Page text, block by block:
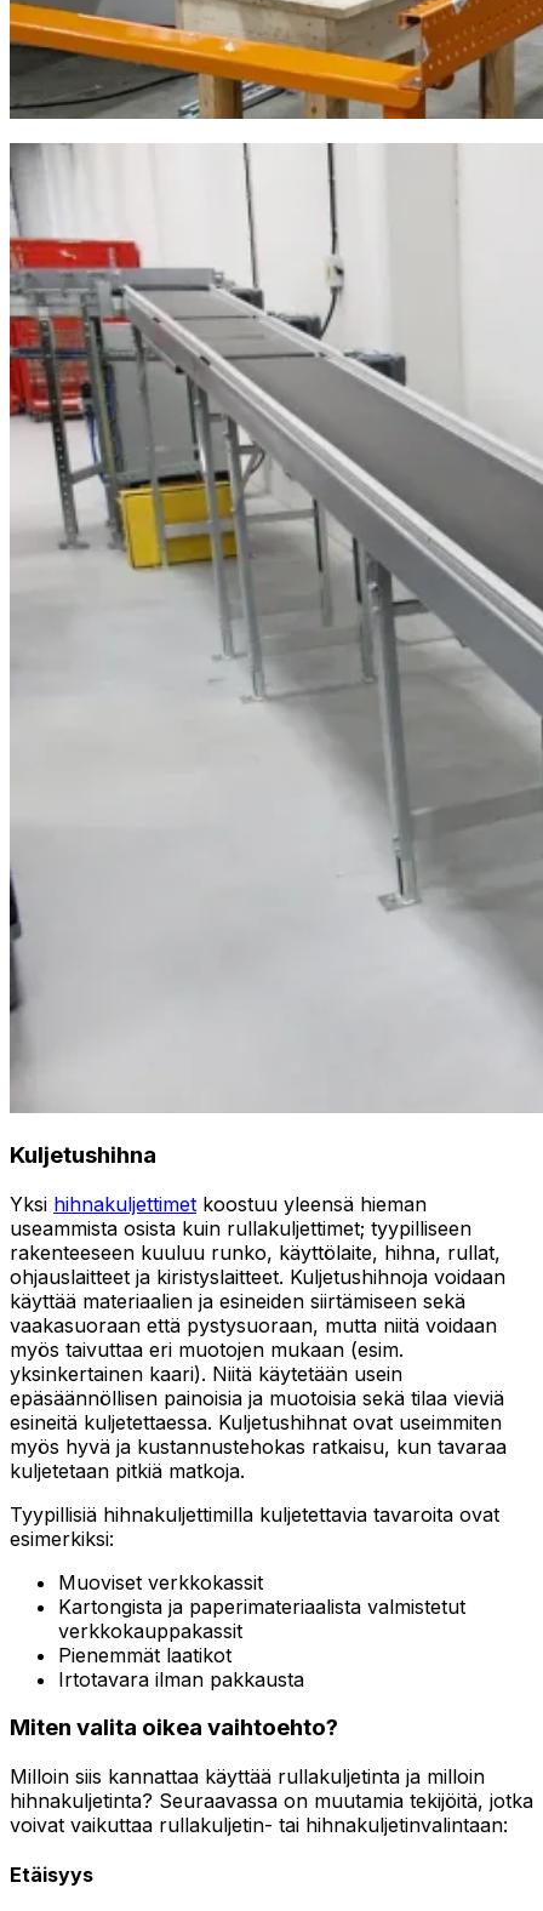
Kuljetushihna
Yksi hihnakuljettimet koostuu yleensä hieman
useammista osista kuin rullakuljettimet; tyypilliseen
rakenteeseen kuuluu runko, käyttölaite, hihna, rullat,
ohjauslaitteet ja kiristyslaitteet. Kuljetushihnoja voidaan
käyttää materiaalien ja esineiden siirtämiseen sekä
vaakasuoraan että pystysuoraan, mutta niitä voidaan
myös taivuttaa eri muotojen mukaan (esim.
yksinkertainen kaari). Niitä käytetään usein
epäsäännöllisen painoisia ja muotoisia sekä tilaa vieviä
esineitä kuljetettaessa. Kuljetushihnat ovat useimmiten
myös hyvä ja kustannustehokas ratkaisu, kun tavaraa
kuljetetaan pitkiä matkoja.
Tyypillisiä hihnakuljettimilla kuljetettavia tavaroita ovat
esimerkiksi:
Muoviset verkkokassit
Kartongista ja paperimateriaalista valmistetut
verkkokauppakassit
Pienemmät laatikot
Irtotavara ilman pakkausta
Miten valita oikea vaihtoehto?
Milloin siis kannattaa käyttää rullakuljetinta ja milloin
hihnakuljetinta? Seuraavassa on muutamia tekijöitä, jotka
voivat vaikuttaa rullakuljetin- tai hihnakuljetinvalintaan:
Etäisyys